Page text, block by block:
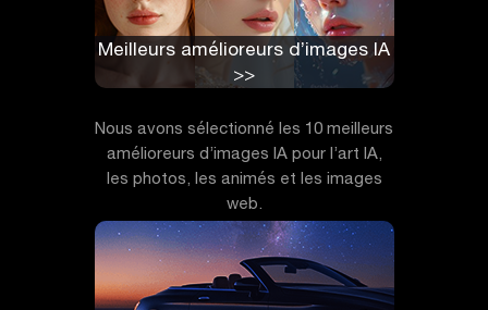
Meilleurs amélioreurs d’images IA
>>
Nous avons sélectionné les 10 meilleurs
amélioreurs d’images IA pour l’art IA,
les photos, les animés et les images
web.